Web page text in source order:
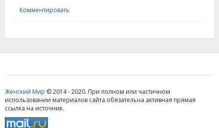
Комментировать
Женский Мир © 2014 - 2020. При полном или частичном
использовании материалов сайта обязательна активная прямая
ссылка на источник.